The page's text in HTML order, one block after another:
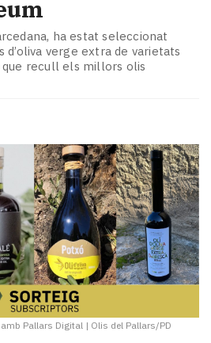
ha estat seleccionat
verge extra de varietats
recull els millors olis
Pallars Digital | Olis del Pallars/PD